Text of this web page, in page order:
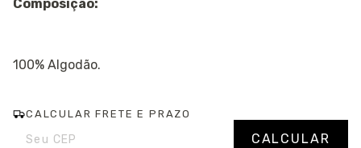
Composição:
100% Algodão.
CALCULAR FRETE E PRAZO
Entregas para o CEP: Alterar CEP
CALCULAR